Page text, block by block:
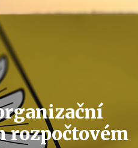
rozpočtovém